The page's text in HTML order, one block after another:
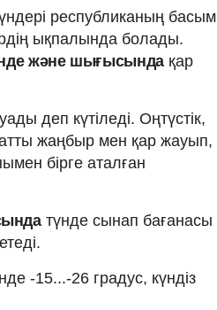
республиканың басым
ықпалында болады.
және шығысында қар
деп күтіледі. Оңтүстік,
жаңбыр мен қар жауып,
бірге аталған
түнде сынап бағанасы
-15...-26 градус, күндіз